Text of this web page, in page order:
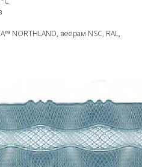
NORTHLAND, веерам NSC, RAL,